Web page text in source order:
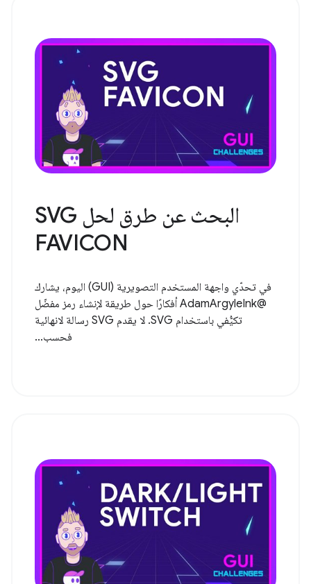
البحث عن طرق لحل SVG
FAVICON
في تحدّي واجهة المستخدم التصويرية (GUI) اليوم، يشارك
@AdamArgyleInk أفكارًا حول طريقة لإنشاء رمز مفضّل
تكيُّفي باستخدام SVG. لا يقدم SVG رسالة لانهائية
فحسب...